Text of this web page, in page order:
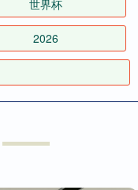
世界杯
2026